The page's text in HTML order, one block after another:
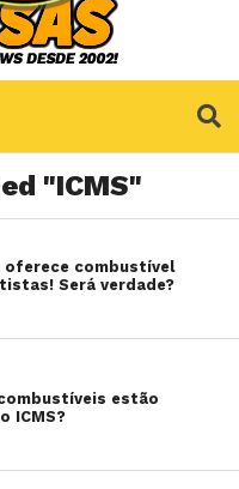
"ICMS"
oferece combustível
Será verdade?
estão
ICMS?